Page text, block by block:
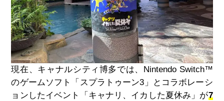
現在、キャナルシティ博多では、Nintendo Switch™
のゲームソフト「スプラトゥーン3」とコラボレーシ
ョンしたイベント「キャナリ、イカした夏休み」が7